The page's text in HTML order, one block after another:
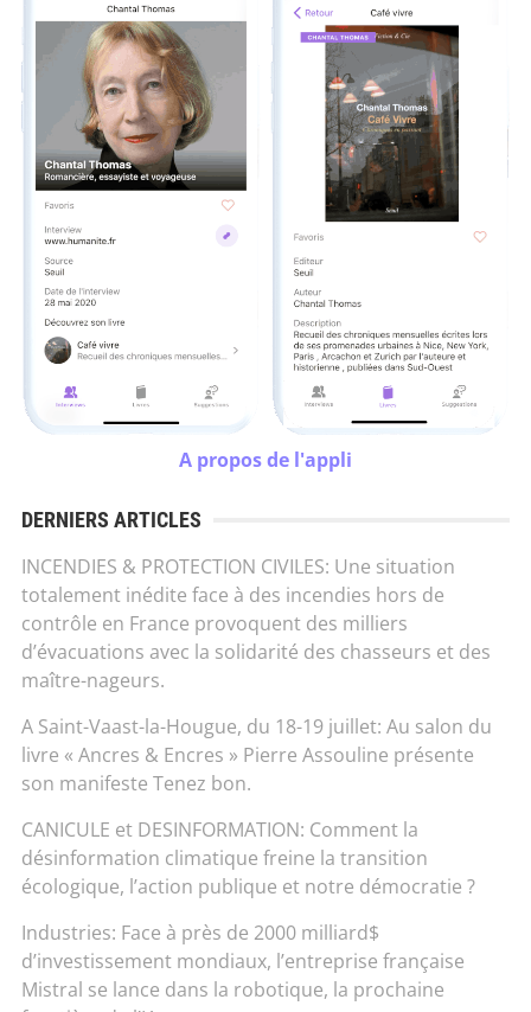
A propos de l'appli
DERNIERS ARTICLES
INCENDIES & PROTECTION CIVILES: Une situation
totalement inédite face à des incendies hors de
contrôle en France provoquent des milliers
d’évacuations avec la solidarité des chasseurs et des
maître-nageurs.
A Saint-Vaast-la-Hougue, du 18-19 juillet: Au salon du
livre « Ancres & Encres » Pierre Assouline présente
son manifeste Tenez bon.
CANICULE et DESINFORMATION: Comment la
désinformation climatique freine la transition
écologique, l’action publique et notre démocratie ?
Industries: Face à près de 2000 milliard$
d’investissement mondiaux, l’entreprise française
Mistral se lance dans la robotique, la prochaine